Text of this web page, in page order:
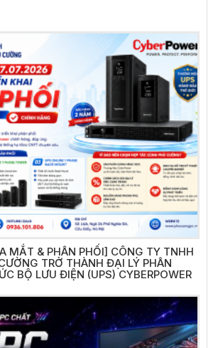
MẮT & PHÂN PHỐI] CÔNG TY TNHH
TRỞ THÀNH ĐẠI LÝ PHÂN
BỘ LƯU ĐIỆN (UPS) CYBERPOWER